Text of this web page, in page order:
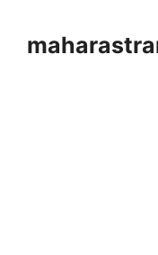
content